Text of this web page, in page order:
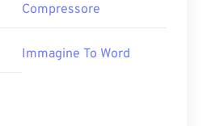
Compressore
Immagine To Word